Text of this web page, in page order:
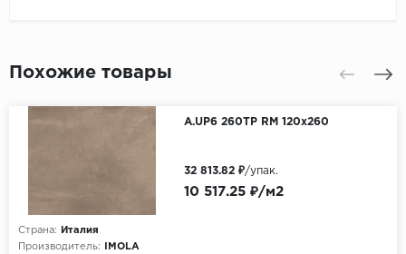
Похожие товары
A.UP6 260TP RM 120x260
Страна:
Италия
Производитель:
IMOLA
10 517.25 ₽/м2
32 813.82 ₽/упак.